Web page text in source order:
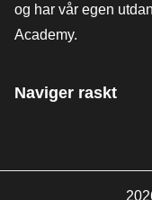
og har vår egen
Academy.
Naviger raskt